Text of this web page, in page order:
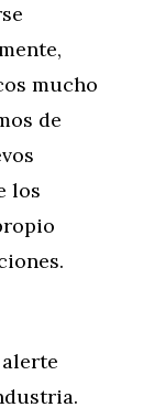
mucho
de
los